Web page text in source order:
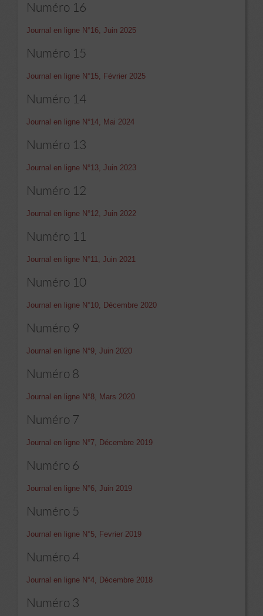
Numéro 16
Journal en ligne N°16, Juin 2025
Numéro 15
Journal en ligne N°15, Février 2025
Numéro 14
Journal en ligne N°14, Mai 2024
Numéro 13
Journal en ligne N°13, Juin 2023
Numéro 12
Journal en ligne N°12, Juin 2022
Numéro 11
Journal en ligne N°11, Juin 2021
Numéro 10
Journal en ligne N°10, Décembre 2020
Numéro 9
Journal en ligne N°9, Juin 2020
Numéro 8
Journal en ligne N°8, Mars 2020
Numéro 7
Journal en ligne N°7, Décembre 2019
Numéro 6
Journal en ligne N°6, Juin 2019
Numéro 5
Journal en ligne N°5, Fevrier 2019
Numéro 4
Journal en ligne N°4, Décembre 2018
Numéro 3